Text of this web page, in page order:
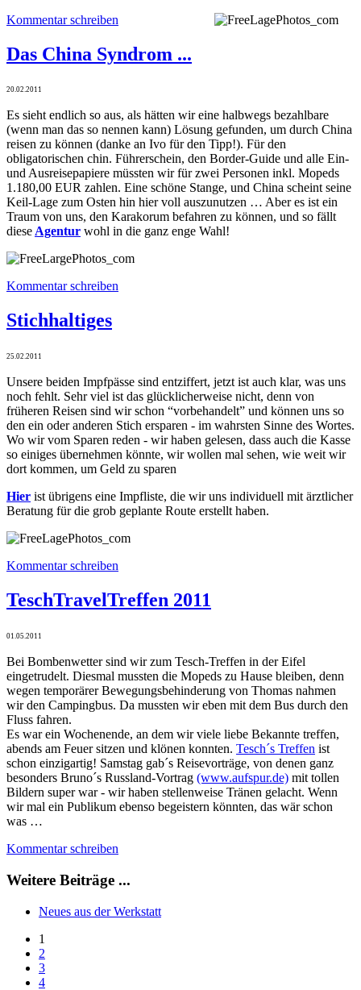
Kommentar schreiben
Das China Syndrom ...
20.02.2011
Es sieht endlich so aus, als hätten wir eine halbwegs bezahlbare
(wenn man das so nennen kann) Lösung gefunden, um durch China
reisen zu können (danke an Ivo für den Tipp!). Für den
obligatorischen chin. Führerschein, den Border-Guide und alle Ein-
und Ausreisepapiere müssten wir für zwei Personen inkl. Mopeds
1.180,00 EUR zahlen. Eine schöne Stange, und China scheint seine
Keil-Lage zum Osten hin hier voll auszunutzen … Aber es ist ein
Traum von uns, den Karakorum befahren zu können, und so fällt
dieseAgentur wohl in die ganz enge Wahl!
Kommentar schreiben
Stichhaltiges
25.02.2011
Unsere beiden Impfpässe sind entziffert, jetzt ist auch klar, was uns
noch fehlt. Sehr viel ist das glücklicherweise nicht, denn von
früheren Reisen sind wir schon “vorbehandelt” und können uns so
den ein oder anderen Stich ersparen - im wahrsten Sinne des Wortes.
Wo wir vom Sparen reden - wir haben gelesen, dass auch die Kasse
so einiges übernehmen könnte, wir wollen mal sehen, wie weit wir
dort kommen, um Geld zu sparen
Hier ist übrigens eine Impfliste, die wir uns individuell mit ärztlicher
Beratung für die grob geplante Route erstellt haben.
Kommentar schreiben
TeschTravelTreffen 2011
01.05.2011
Bei Bombenwetter sind wir zum Tesch-Treffen in der Eifel
eingetrudelt. Diesmal mussten die Mopeds zu Hause bleiben, denn
wegen temporärer Bewegungsbehinderung von Thomas nahmen
wir den Campingbus. Da mussten wir eben mit dem Bus durch den
Fluss fahren.
Es war ein Wochenende, an dem wir viele liebe Bekannte treffen,
abends am Feuer sitzen und klönen konnten. Tesch´s Treffen ist
schon einzigartig! Samstag gab´s Reisevorträge, von denen ganz
besonders Bruno´s Russland-Vortrag (www.aufspur.de) mit tollen
Bildern super war - wir haben stellenweise Tränen gelacht. Wenn
wir mal ein Publikum ebenso begeistern könnten, das wär schon
was …
Kommentar schreiben
Weitere Beiträge ...
Neues aus der Werkstatt
1
2
3
4